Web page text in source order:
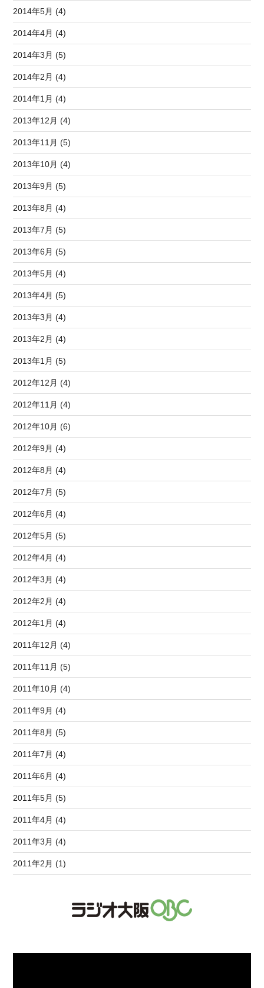
2014年5月 (4)
2014年4月 (4)
2014年3月 (5)
2014年2月 (4)
2014年1月 (4)
2013年12月 (4)
2013年11月 (5)
2013年10月 (4)
2013年9月 (5)
2013年8月 (4)
2013年7月 (5)
2013年6月 (5)
2013年5月 (4)
2013年4月 (5)
2013年3月 (4)
2013年2月 (4)
2013年1月 (5)
2012年12月 (4)
2012年11月 (4)
2012年10月 (6)
2012年9月 (4)
2012年8月 (4)
2012年7月 (5)
2012年6月 (4)
2012年5月 (5)
2012年4月 (4)
2012年3月 (4)
2012年2月 (4)
2012年1月 (4)
2011年12月 (4)
2011年11月 (5)
2011年10月 (4)
2011年9月 (4)
2011年8月 (5)
2011年7月 (4)
2011年6月 (4)
2011年5月 (5)
2011年4月 (4)
2011年3月 (4)
2011年2月 (1)